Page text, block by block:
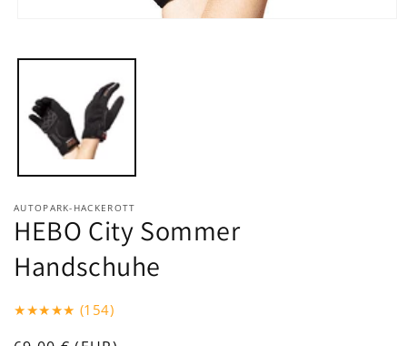
AUTOPARK-HACKEROTT
HEBO City Sommer
Handschuhe
★★★★★ (154)